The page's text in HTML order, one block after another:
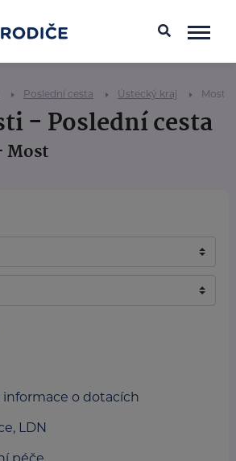
Poslední cesta Ústecký kraj Most
- Poslední cesta
Most
o dotacích
LDN